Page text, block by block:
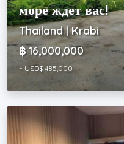
море ждет вас!
Thailand | Krabi
฿ 16,000,000
~ USD$ 485,000